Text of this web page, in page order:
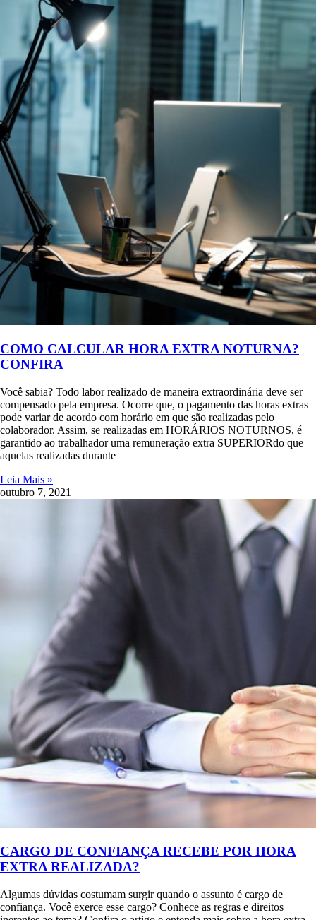
COMO CALCULAR HORA EXTRA NOTURNA?
CONFIRA
Você sabia? Todo labor realizado de maneira extraordinária deve ser
compensado pela empresa. Ocorre que, o pagamento das horas extras
pode variar de acordo com horário em que são realizadas pelo
colaborador. Assim, se realizadas em HORÁRIOS NOTURNOS, é
garantido ao trabalhador uma remuneração extra SUPERIORdo que
aquelas realizadas durante
Leia Mais »
outubro 7, 2021
CARGO DE CONFIANÇA RECEBE POR HORA
EXTRA REALIZADA?
Algumas dúvidas costumam surgir quando o assunto é cargo de
confiança. Você exerce esse cargo? Conhece as regras e direitos